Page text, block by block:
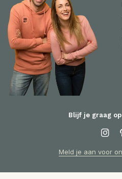
Blijf je graag
Meld je aan voor